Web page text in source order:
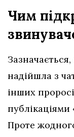
Чим
надійшла з
інших
Проте